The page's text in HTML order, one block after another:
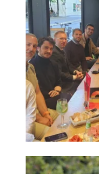
Charger plus
Connexion
Identifiant
oublié ?